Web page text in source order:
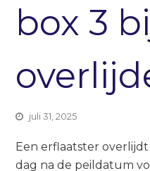
box 3
juli 31, 2025
Een erflaatster
dag na de peildatum